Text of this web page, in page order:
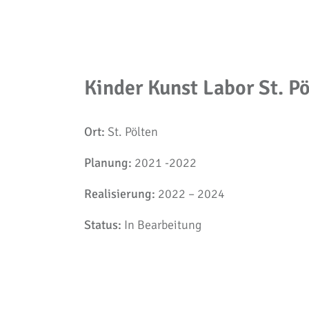
Kinder Kunst Labor St.
Ort: St. Pölten
Planung: 2021 -2022
Realisierung: 2022 – 2024
Status: In Bearbeitung